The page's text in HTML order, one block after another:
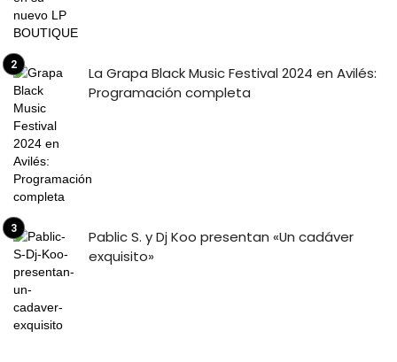
La Grapa Black Music Festival 2024 en Avilés:
Programación completa
Pablic S. y Dj Koo presentan «Un cadáver
exquisito»